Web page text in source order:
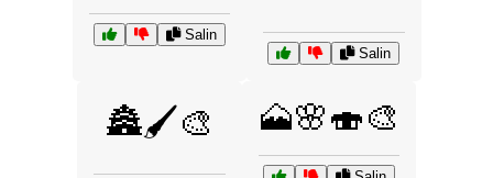
Salin
Salin
🏯🖌️🎨 🗻🌸🍣🎨